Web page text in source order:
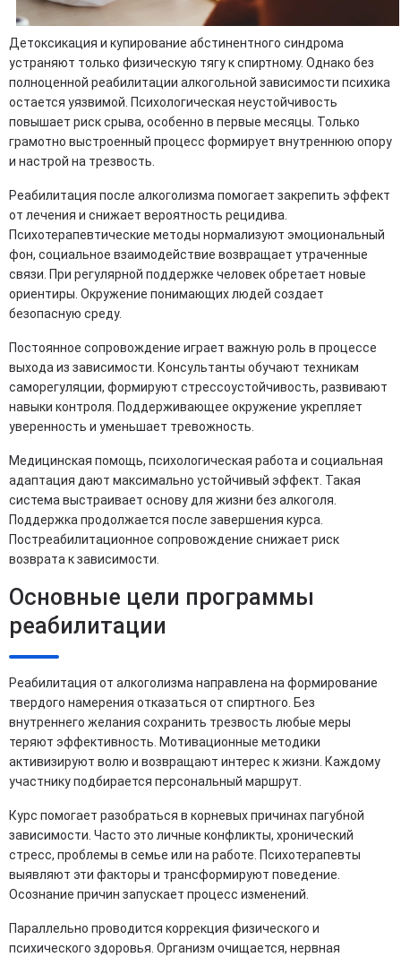
Детоксикация и купирование абстинентного синдрома
устраняют только физическую тягу к спиртному. Однако без
полноценной реабилитации алкогольной зависимости психика
остается уязвимой. Психологическая неустойчивость
повышает риск срыва, особенно в первые месяцы. Только
грамотно выстроенный процесс формирует внутреннюю опору
и настрой на трезвость.
Реабилитация после алкоголизма помогает закрепить эффект
от лечения и снижает вероятность рецидива.
Психотерапевтические методы нормализуют эмоциональный
фон, социальное взаимодействие возвращает утраченные
связи. При регулярной поддержке человек обретает новые
ориентиры. Окружение понимающих людей создает
безопасную среду.
Постоянное сопровождение играет важную роль в процессе
выхода из зависимости. Консультанты обучают техникам
саморегуляции, формируют стрессоустойчивость, развивают
навыки контроля. Поддерживающее окружение укрепляет
уверенность и уменьшает тревожность.
Медицинская помощь, психологическая работа и социальная
адаптация дают максимально устойчивый эффект. Такая
система выстраивает основу для жизни без алкоголя.
Поддержка продолжается после завершения курса.
Постреабилитационное сопровождение снижает риск
возврата к зависимости.
Основные цели программы
реабилитации
Реабилитация от алкоголизма направлена на формирование
твердого намерения отказаться от спиртного. Без
внутреннего желания сохранить трезвость любые меры
теряют эффективность. Мотивационные методики
активизируют волю и возвращают интерес к жизни. Каждому
участнику подбирается персональный маршрут.
Курс помогает разобраться в корневых причинах пагубной
зависимости. Часто это личные конфликты, хронический
стресс, проблемы в семье или на работе. Психотерапевты
выявляют эти факторы и трансформируют поведение.
Осознание причин запускает процесс изменений.
Параллельно проводится коррекция физического и
психического здоровья. Организм очищается, нервная